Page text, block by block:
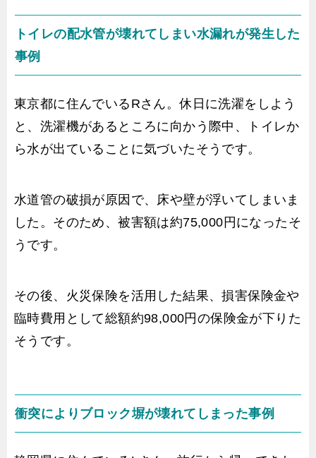
トイレの配水管が壊れてしまい水漏れが発生した
事例
東京都に住んでいるRさん。休日に洗濯をしよう
と、洗濯機があるところに向かう際中、トイレか
ら水が出ていることに気づいたそうです。
水道管の破損が原因で、床や壁が浮いてしまいま
した。そのため、被害額は約75,000円になったそ
うです。
その後、火災保険を活用した結果、損害保険金や
臨時費用として総額約98,000円の保険金が下りた
そうです。
衝突によりブロック塀が壊れてしまった事例